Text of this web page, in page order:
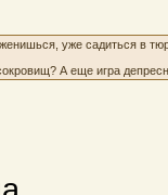
уже садиться в
А еще игра